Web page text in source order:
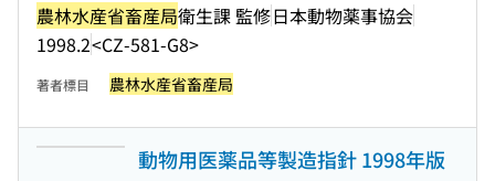
農林水産省畜産局衛生課 監修日本動物薬事協会
1998.2<CZ-581-G8>
著者標目 農林水産省畜産局
動物用医薬品等製造指針 1998年版